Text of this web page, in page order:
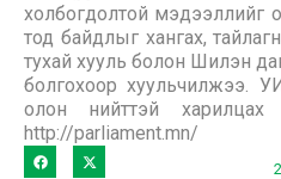
холбогдолтой мэдээллийг
тод байдлыг хангах,
тухай хууль болон Шилэн
болгохоор хуульчилжээ.
олон нийттэй
http://parliament.mn/